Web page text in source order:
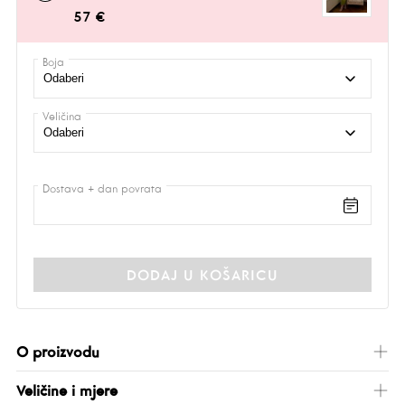
57 €
Boja
Veličina
Dostava + dan povrata
DODAJ U KOŠARICU
O proizvodu
Veličine i mjere